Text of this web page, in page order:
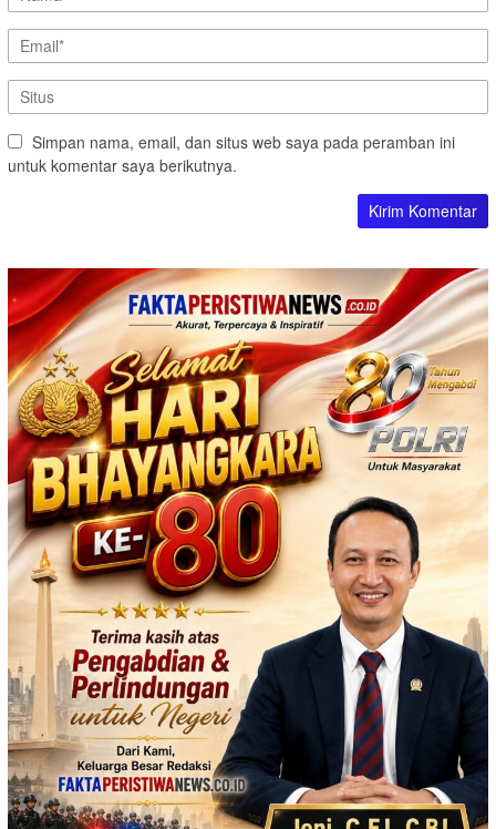
Simpan nama, email, dan situs web saya pada peramban ini
untuk komentar saya berikutnya.